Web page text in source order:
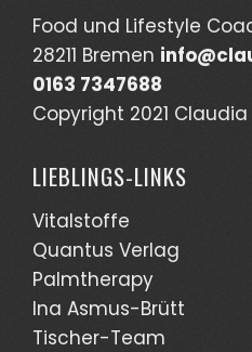
Food und Lifestyle
28211 Bremen
0163 7347688
Copyright 2021 Claudia
LIEBLINGS-LINKS
Vitalstoffe
Quantus Verlag
Palmtherapy
Ina Asmus-Brütt
Tischer-Team